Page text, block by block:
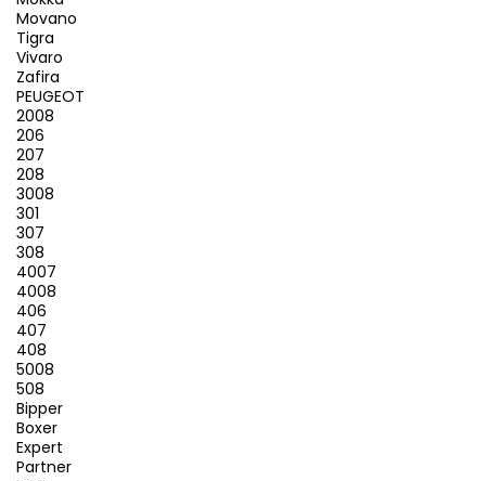
Movano
Tigra
Vivaro
Zafira
PEUGEOT
2008
206
207
208
3008
301
307
308
4007
4008
406
407
408
5008
508
Bipper
Boxer
Expert
Partner